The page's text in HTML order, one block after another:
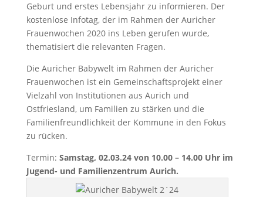
Geburt und erstes Lebensjahr zu informieren. Der
kostenlose Infotag, der im Rahmen der Auricher
Frauenwochen 2020 ins Leben gerufen wurde,
thematisiert die relevanten Fragen.
Die Auricher Babywelt im Rahmen der Auricher
Frauenwochen ist ein Gemeinschaftsprojekt einer
Vielzahl von Institutionen aus Aurich und
Ostfriesland, um Familien zu stärken und die
Familienfreundlichkeit der Kommune in den Fokus
zu rücken.
Termin: Samstag, 02.03.24 von 10.00 – 14.00 Uhr im
Jugend- und Familienzentrum Aurich.